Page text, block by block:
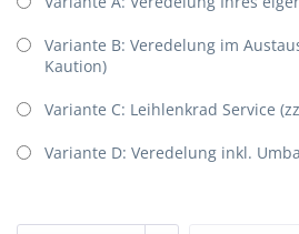
Variante B: Veredelung im
Kaution)
Variante C: Leihlenkrad Service
Variante D: Veredelung inkl.